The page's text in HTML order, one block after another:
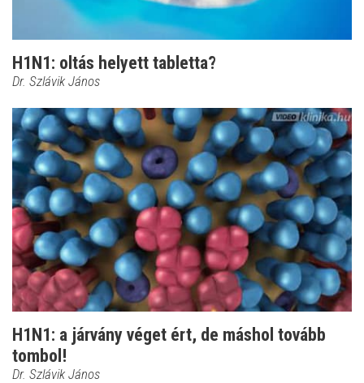
H1N1: oltás helyett tabletta?
Dr. Szlávik János
H1N1: a járvány véget ért, de máshol tovább
tombol!
Dr. Szlávik János